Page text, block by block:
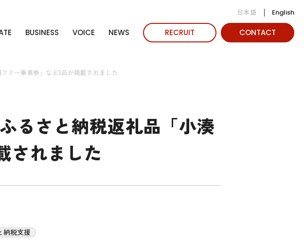
日本語 English
BUSINESS VOICE NEWS RECRUIT CONTACT
リー乗車券」など3品が掲載されました
るさと納税返礼品「小湊
されました
納税支援